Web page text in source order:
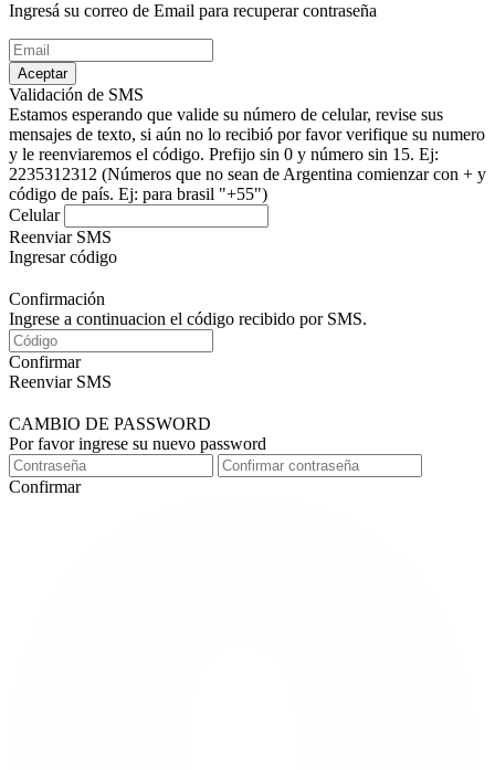
Ingresá su correo de Email para recuperar contraseña
Aceptar
Validación de SMS
Estamos esperando que valide su número de celular, revise sus
mensajes de texto, si aún no lo recibió por favor verifique su numero
y le reenviaremos el código. Prefijo sin 0 y número sin 15. Ej:
2235312312 (Números que no sean de Argentina comienzar con + y
código de país. Ej: para brasil "+55")
Celular
Reenviar SMS
Ingresar código
Confirmación
Ingrese a continuacion el código recibido por SMS.
Confirmar
Reenviar SMS
CAMBIO DE PASSWORD
Por favor ingrese su nuevo password
Confirmar